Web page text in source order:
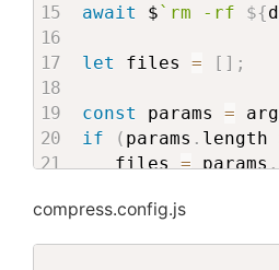
await $` rm -rf ${
let files = [ ] ;
const params =
if
( params . length
   files
= params.
   files
=
}
compress.config.js